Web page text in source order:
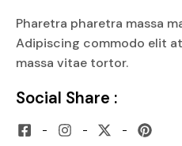
Pharetra pharetra massa
Adipiscing commodo elit
massa vitae tortor.
Social Share :